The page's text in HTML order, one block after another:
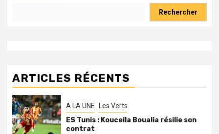
Rechercher
ARTICLES RÉCENTS
A LA UNE Les Verts
ES Tunis : Kouceila Boualia résilie son
contrat